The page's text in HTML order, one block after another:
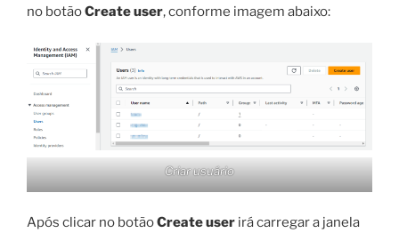
no botãoCreate user, conforme imagem abaixo:
Criar usuário
Após clicar no botãoCreate user irá carregar a janela